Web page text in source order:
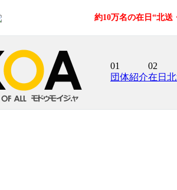
約10万名の在日“北送
01
団体紹介
02
在日